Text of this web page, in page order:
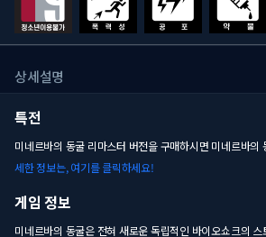
상세설명
특전
미네르바의 동굴 리마스터 버전을 구매하시면 미네르바
세한 정보는, 여기를 클릭하세요!
게임 정보
미네르바의 동굴은 전혀 새로운 독립적인 바이오쇼크의